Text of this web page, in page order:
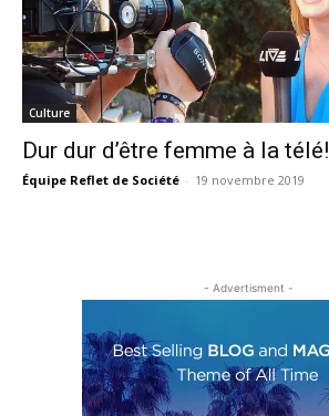
Culture
Dur dur d’être femme à la télé!
Équipe Reflet de Société - 19 novembre 2019
- Advertisment -